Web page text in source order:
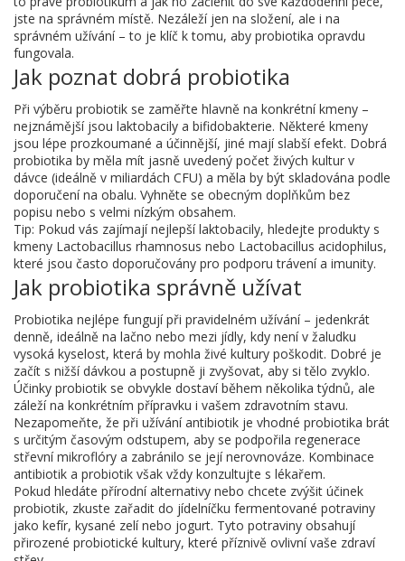
jste na správném místě. Nezáleží jen na složení, ale i na
správném užívání – to je klíč k tomu, aby probiotika opravdu
fungovala.
Jak poznat dobrá probiotika
Při výběru probiotik se zaměřte hlavně na konkrétní kmeny –
nejznámější jsou laktobacily a bifidobakterie. Některé kmeny
jsou lépe prozkoumané a účinnější, jiné mají slabší efekt. Dobrá
probiotika by měla mít jasně uvedený počet živých kultur v
dávce (ideálně v miliardách CFU) a měla by být skladována podle
doporučení na obalu. Vyhněte se obecným doplňkům bez
popisu nebo s velmi nízkým obsahem.
Tip: Pokud vás zajímají nejlepší laktobacily, hledejte produkty s
kmeny Lactobacillus rhamnosus nebo Lactobacillus acidophilus,
které jsou často doporučovány pro podporu trávení a imunity.
Jak probiotika správně užívat
Probiotika nejlépe fungují při pravidelném užívání – jedenkrát
denně, ideálně na lačno nebo mezi jídly, kdy není v žaludku
vysoká kyselost, která by mohla živé kultury poškodit. Dobré je
začít s nižší dávkou a postupně ji zvyšovat, aby si tělo zvyklo.
Účinky probiotik se obvykle dostaví během několika týdnů, ale
záleží na konkrétním přípravku i vašem zdravotním stavu.
Nezapomeňte, že při užívání antibiotik je vhodné probiotika brát
s určitým časovým odstupem, aby se podpořila regenerace
střevní mikroflóry a zabránilo se její nerovnováze. Kombinace
antibiotik a probiotik však vždy konzultujte s lékařem.
Pokud hledáte přírodní alternativy nebo chcete zvýšit účinek
probiotik, zkuste zařadit do jídelníčku fermentované potraviny
jako kefír, kysané zelí nebo jogurt. Tyto potraviny obsahují
přirozené probiotické kultury, které příznivě ovlivní vaše zdraví